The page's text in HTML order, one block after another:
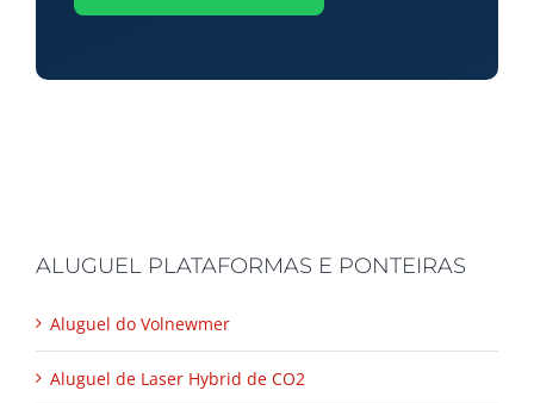
ALUGUEL PLATAFORMAS E PONTEIRAS
Aluguel do Volnewmer
Aluguel de Laser Hybrid de CO2